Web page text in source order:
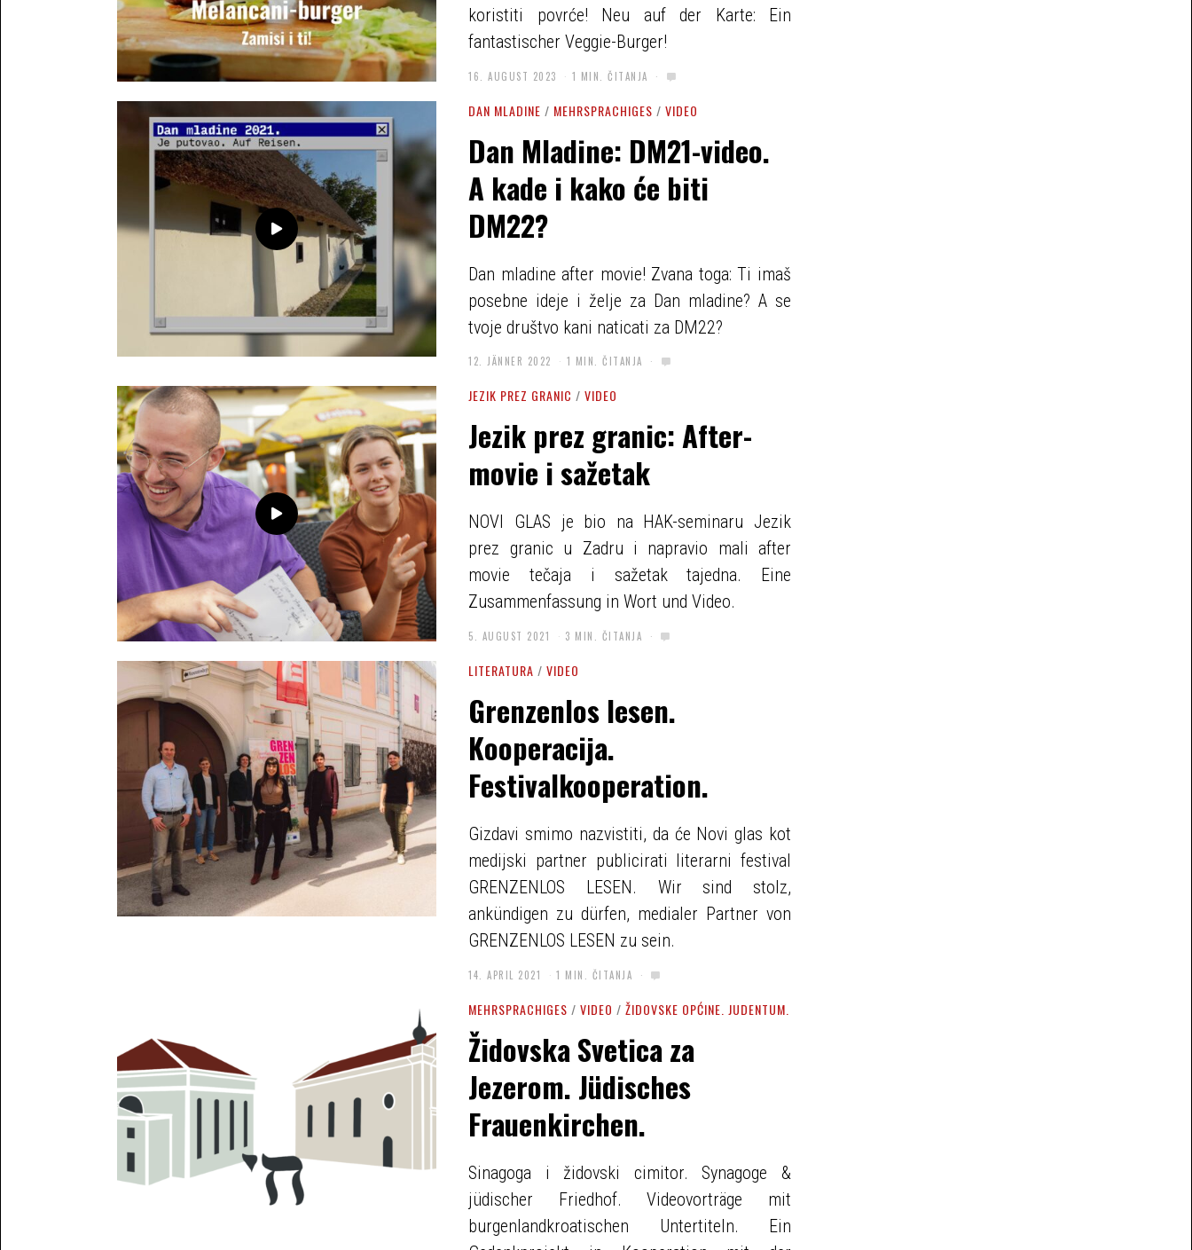
koristiti povrće! Neu auf der Karte: Ein
fantastischer Veggie-Burger!
16. AUGUST 2023 1 MIN. ČITANJA
DAN MLADINE / MEHRSPRACHIGES / VIDEO
Dan Mladine: DM21-video.
A kade i kako će biti
DM22?
Dan mladine after movie! Zvana toga: Ti imaš
posebne ideje i želje za Dan mladine? A se
tvoje društvo kani naticati za DM22?
12. JÄNNER 2022 1 MIN. ČITANJA
JEZIK PREZ GRANIC / VIDEO
Jezik prez granic: After-
movie i sažetak
NOVI GLAS je bio na HAK-seminaru Jezik
prez granic u Zadru i napravio mali after
movie tečaja i sažetak tajedna. Eine
Zusammenfassung in Wort und Video.
5. AUGUST 2021 3 MIN. ČITANJA
LITERATURA / VIDEO
Grenzenlos lesen.
Kooperacija.
Festivalkooperation.
Gizdavi smimo nazvistiti, da će Novi glas kot
medijski partner publicirati literarni festival
GRENZENLOS LESEN. Wir sind stolz,
ankündigen zu dürfen, medialer Partner von
GRENZENLOS LESEN zu sein.
14. APRIL 2021 1 MIN. ČITANJA
MEHRSPRACHIGES / VIDEO / ŽIDOVSKE OPĆINE. JUDENTUM.
Židovska Svetica za
Jezerom. Jüdisches
Frauenkirchen.
Sinagoga i židovski cimitor. Synagoge &
jüdischer Friedhof. Videovorträge mit
burgenlandkroatischen Untertiteln. Ein